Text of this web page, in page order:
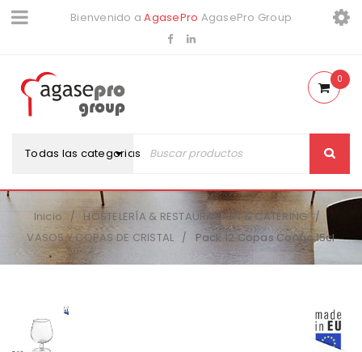
Bienvenido aAgasePro AgasePro Group
Todas las categorias
0
Inicio / HOSTELERÍA & RESTAURACIÓN & CATERING /
VASOS Y COPAS DE CRISTAL / Pack 12 Copas Coñac 15cl